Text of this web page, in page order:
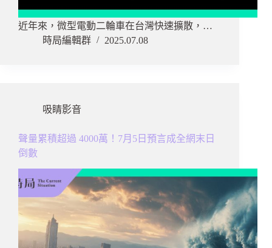
近年來，微型電動二輪車在台灣快速擴散，…
時局編輯群
2025.07.08
吸睛影音
聲量累積超過 4000萬！7月5日預言成全網末日
倒數